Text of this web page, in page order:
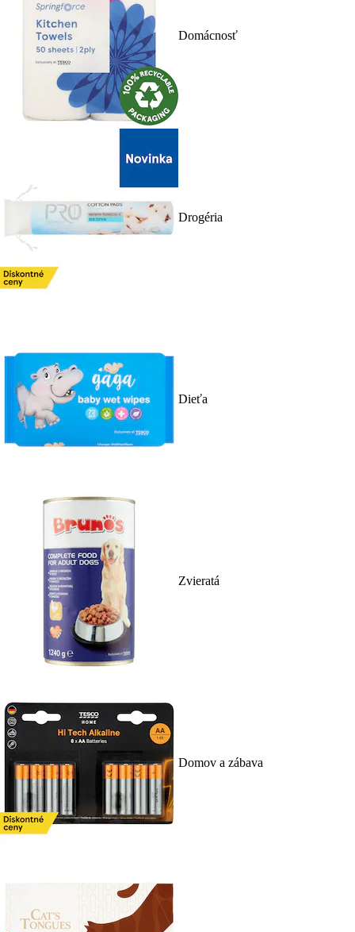
Domácnosť
Drogéria
Dieťa
Zvieratá
Domov a zábava